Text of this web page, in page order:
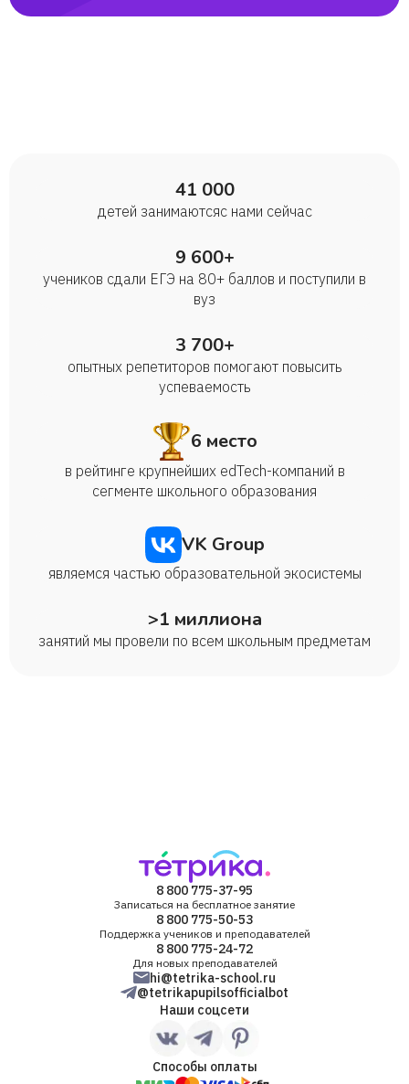
41 000
детей занимаются с нами сейчас
9 600+
учеников сдали ЕГЭ на 80+ баллов и поступили в
вуз
3 700+
опытных репетиторов помогают повысить
успеваемость
6 место
в рейтинге крупнейших edTech-компаний в
сегменте школьного образования
VK Group
являемся частью образовательной экосистемы
>1 миллиона
занятий мы провели по всем школьным предметам
8 800 775-37-95
Записаться на бесплатное занятие
8 800 775-50-53
Поддержка учеников и преподавателей
8 800 775-24-72
Для новых преподавателей
hi@tetrika-school.ru
@tetrikapupilsofficialbot
Наши соцсети
Способы оплаты